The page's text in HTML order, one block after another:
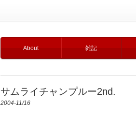
About 雑記
サムライチャンプルー2nd.
2004-11/16